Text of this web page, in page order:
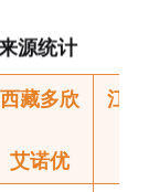
源统计
西藏多欣
艾诺优
江